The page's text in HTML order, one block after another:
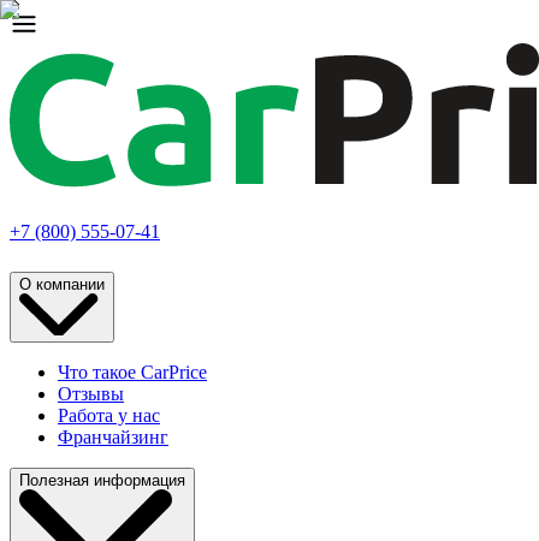
+7 (800) 555-07-41
О компании
Что такое CarPrice
Отзывы
Работа у нас
Франчайзинг
Полезная информация